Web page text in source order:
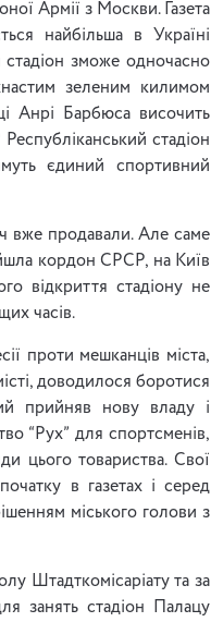
Армії з Москви. Газета
найбільша в Україні
зможе одночасно
зеленим килимом
Анрі Барбюса височить
стадіон
єдиний спортивний
вже продавали. Але саме
кордон СРСР, на Київ
відкриття стадіону не
часів.
проти мешканців міста,
доводилося боротися
прийняв нову владу і
“Рух” для спортсменів,
цього товариства. Свої
в газетах і серед
міського голови з
Штадткомісаріату та за
занять стадіон Палацу